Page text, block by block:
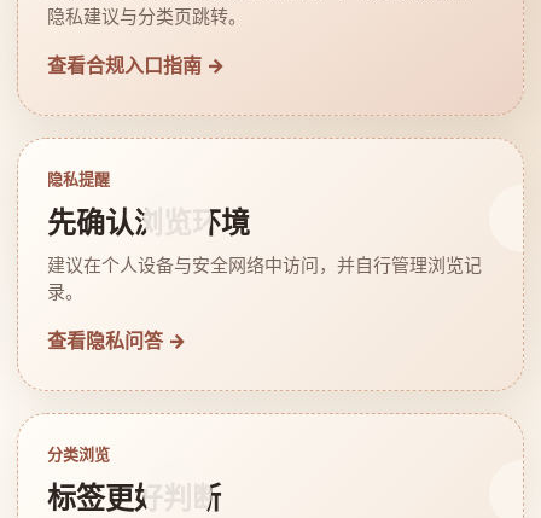
隐私建议与分类页跳转。
查看合规入口指南 →
隐私提醒
先确认浏览环境
建议在个人设备与安全网络中访问，并自行管理浏览记
录。
查看隐私问答 →
分类浏览
标签更好判断